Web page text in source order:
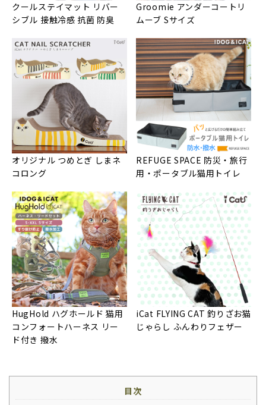
クールステイマット リバー
シブル 接触冷感 抗菌 防臭
Groomie アンダーコートリ
ムーブ Sサイズ
オリジナル つめとぎ しまネ
コロング
REFUGE SPACE 防災・旅行
用・ポータブル猫用トイレ
HugHold ハグホールド 猫用
コンフォートハーネス リー
ド付き 撥水
iCat FLYING CAT 釣りざお猫
じゃらし ふんわりフェザー
目次